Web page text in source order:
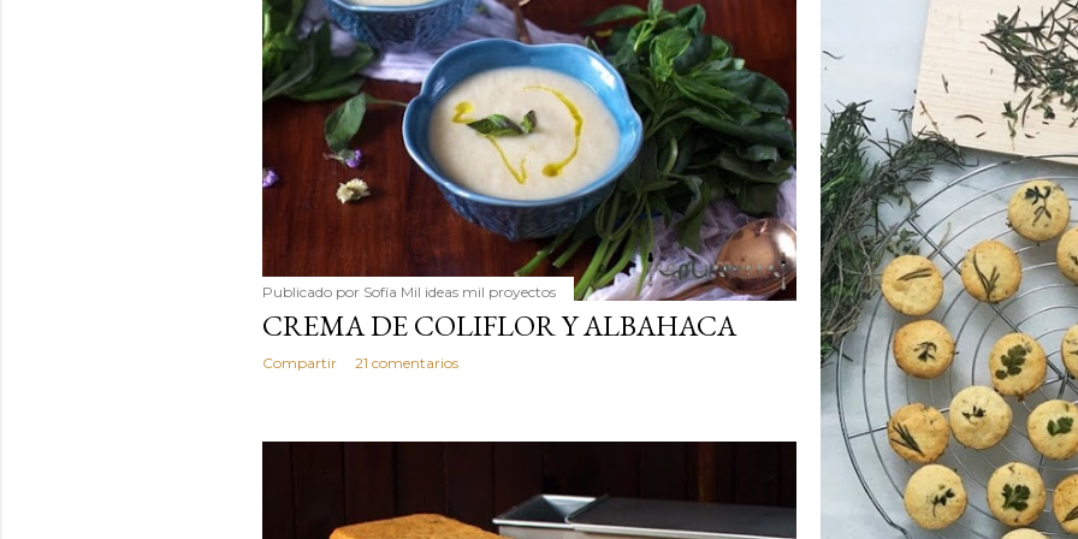
Publicado porSofía Mil ideas mil
Publicado por Sofía Mil ideas mil proyectos
CREMA DE COLIFLOR Y ALBAHACA
Compartir 21 comentarios